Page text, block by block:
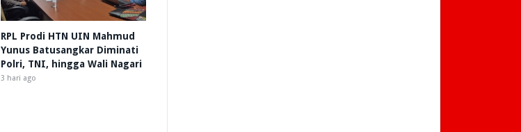
RPL Prodi HTN UIN Mahmud
Yunus Batusangkar Diminati
Polri, TNI, hingga Wali Nagari
3 hari ago